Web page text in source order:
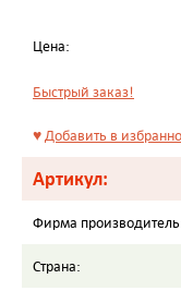
Цена:
Быстрый заказ!
♥Добавить в
Артикул:
Фирма
Страна: